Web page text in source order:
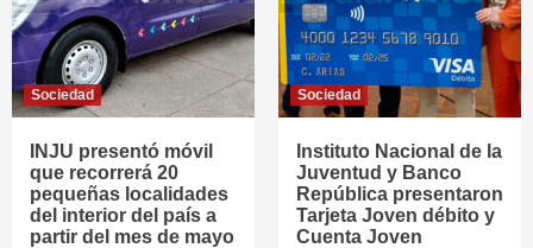
Sociedad
INJU presentó móvil
que recorrerá 20
pequeñas localidades
del interior del país a
partir del mes de mayo
Sociedad
Instituto Nacional de la
Juventud y Banco
República presentaron
Tarjeta Joven débito y
Cuenta Joven